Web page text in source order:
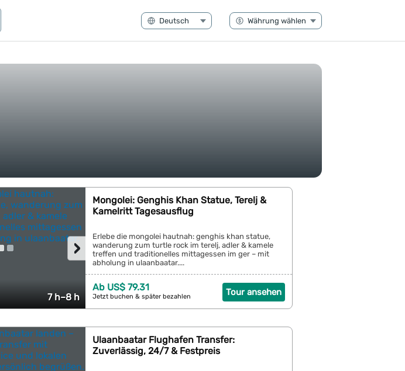
7 h–8 h
›
Mongolei: Genghis Khan Statue, Terelj &
Kamelritt Tagesausflug
Erlebe die mongolei hautnah: genghis khan statue,
wanderung zum turtle rock im terelj, adler & kamele
treffen und traditionelles mittagessen im ger – mit
abholung in ulaanbaatar....
Tour ansehen
Ab US$ 79.31
Jetzt buchen & später bezahlen
Ulaanbaatar Flughafen Transfer:
Zuverlässig, 24/7 & Festpreis